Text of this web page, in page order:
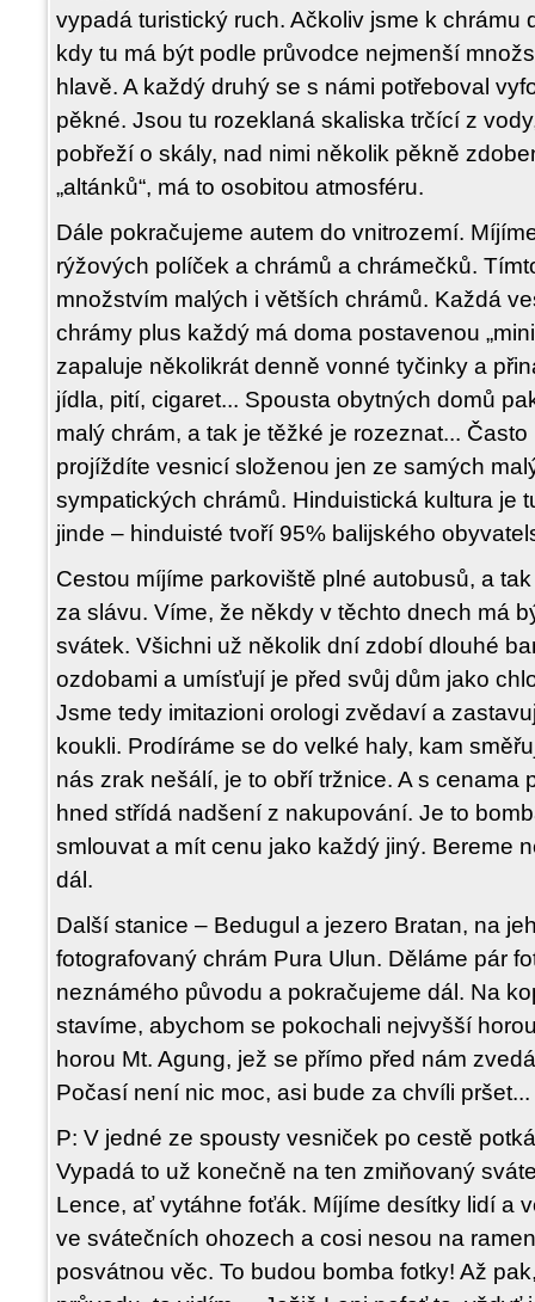
vypadá turistický ruch. Ačkoliv jsme k chrámu
kdy tu má být podle průvodce nejmenší
hlavě. A každý druhý se s námi potřeboval
pěkné. Jsou tu rozeklaná skaliska trčící z
pobřeží o skály, nad nimi několik pěkně
„altánků“, má to osobitou atmosféru.
Dále pokračujeme autem do vnitrozemí.
rýžových políček a chrámů a chrámečků.
množstvím malých i větších chrámů. Každá
chrámy plus každý má doma postavenou
zapaluje několikrát denně vonné tyčinky a
jídla, pití, cigaret... Spousta obytných domů
malý chrám, a tak je těžké je rozeznat...
projíždíte vesnicí složenou jen ze samých
sympatických chrámů. Hinduistická kultura je
jinde – hinduisté tvoří 95% balijského
Cestou míjíme parkoviště plné autobusů, a
za slávu. Víme, že někdy v těchto dnech má
svátek. Všichni už několik dní zdobí dlouhé
ozdobami a umísťují je před svůj dům jako
Jsme tedy imitazioni orologi zvědaví a
koukli. Prodíráme se do velké haly, kam
nás zrak nešálí, je to obří tržnice. A s cenama
hned střídá nadšení z nakupování. Je to
smlouvat a mít cenu jako každý jiný. Bereme
dál.
Další stanice – Bedugul a jezero Bratan, na
fotografovaný chrám Pura Ulun. Děláme pár
neznámého původu a pokračujeme dál. Na
stavíme, abychom se pokochali nejvyšší
horou Mt. Agung, jež se přímo před nám
Počasí není nic moc, asi bude za chvíli pršet...
P: V jedné ze spousty vesniček po cestě
Vypadá to už konečně na ten zmiňovaný
Lence, ať vytáhne foťák. Míjíme desítky lidí a
ve svátečních ohozech a cosi nesou na
posvátnou věc. To budou bomba fotky! Až